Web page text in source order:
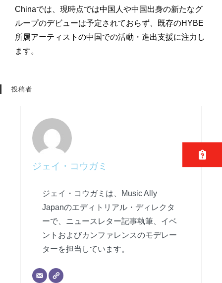
Chinaでは、現時点では中国人や中国出身の新たなグ
ループのデビューは予定されておらず、既存のHYBE
所属アーティストの中国での活動・進出支援に注力し
ます。
投稿者
ジェイ・コウガミ
ジェイ・コウガミは、Music Ally
Japanのエディトリアル・ディレクタ
ーで、ニュースレター記事執筆、イベ
ントおよびカンファレンスのモデレー
ターを担当しています。